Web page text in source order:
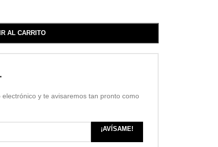
AL CARRITO
y te avisaremos tan pronto como
¡AVÍSAME!